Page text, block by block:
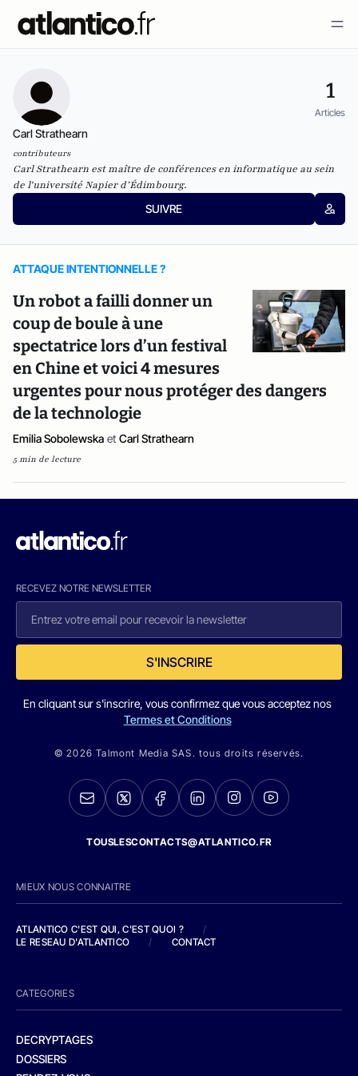
1
Articles
Carl Strathearn
contributeurs
Carl Strathearn est maître de conférences en informatique au sein
de l'université Napier d’Édimbourg.
SUIVRE
ATTAQUE INTENTIONNELLE ?
Un robot a failli donner un
coup de boule à une
spectatrice lors d’un festival
en Chine et voici 4 mesures
urgentes pour nous protéger des dangers
de la technologie
Emilia Sobolewska et Carl Strathearn
5 min de lecture
RECEVEZ NOTRE NEWSLETTER
S'INSCRIRE
En cliquant sur s'inscrire, vous confirmez que vous acceptez nos
Termes et Conditions
© 2026 Talmont Media SAS. tous droits réservés.
TOUSLESCONTACTS@ATLANTICO.FR
MIEUX NOUS CONNAITRE
ATLANTICO C'EST QUI, C'EST QUOI ?
/
LE RESEAU D'ATLANTICO
/ CONTACT
CATEGORIES
DECRYPTAGES
DOSSIERS